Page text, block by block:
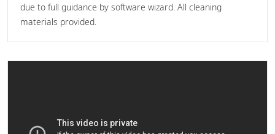
due to full guidance by software wizard. All cleaning
materials provided.